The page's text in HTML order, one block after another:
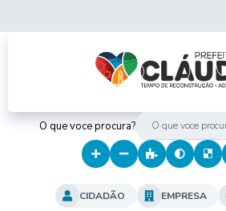
O que voce procura?
CIDADÃO EMPRESA